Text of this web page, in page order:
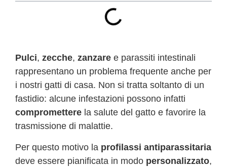
Pulci, zecche, zanzare e parassiti intestinali
rappresentano un problema frequente anche per
i nostri gatti di casa. Non si tratta soltanto di un
fastidio: alcune infestazioni possono infatti
compromettere la salute del gatto e favorire la
trasmissione di malattie.
Per questo motivo la profilassi antiparassitaria
deve essere pianificata in modo personalizzato,